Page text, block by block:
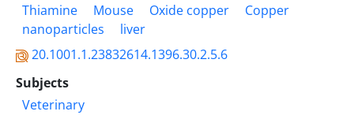
Thiamine
Mouse Oxide copper
Copper
nanoparticles
liver
20.1001.1.23832614.1396.30.2.5.6
Subjects
Veterinary